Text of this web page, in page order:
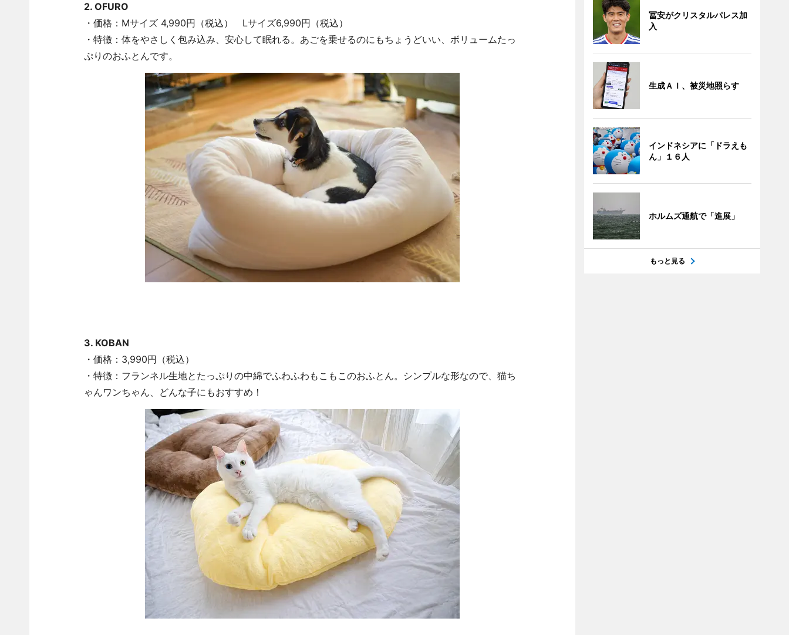
2. OFURO
・価格：Mサイズ 4,990円（税込） Lサイズ6,990円（税込）
・特徴：体をやさしく包み込み、安心して眠れる。あごを乗せるのにもちょうどいい、ボリュームたっ
ぷりのおふとんです。
3. KOBAN
・価格：3,990円（税込）
・特徴：フランネル生地とたっぷりの中綿でふわふわもこもこのおふとん。シンプルな形なので、猫ち
ゃんワンちゃん、どんな子にもおすすめ！
冨安がクリスタルパレス加
入
生成ＡＩ、被災地照らす
インドネシアに「ドラえも
ん」１６人
ホルムズ通航で「進展」
もっと見る